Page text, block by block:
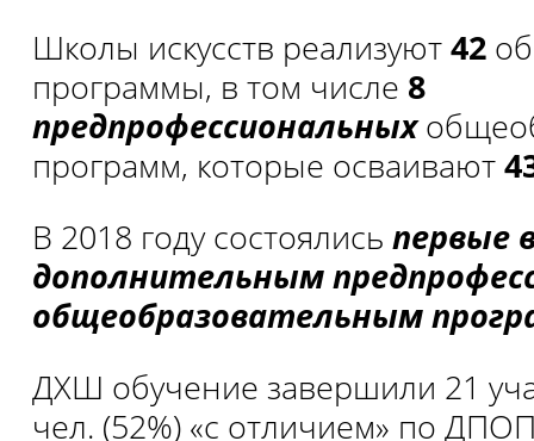
Школы искусств реализуют42
программы, в том числе 8
предпрофессиональных
программ, которые осваивают
В 2018 году состоялись первые
дополнительным
общеобразовательным
ДХШ обучение завершили 21
чел. (52%) «с отличием» по